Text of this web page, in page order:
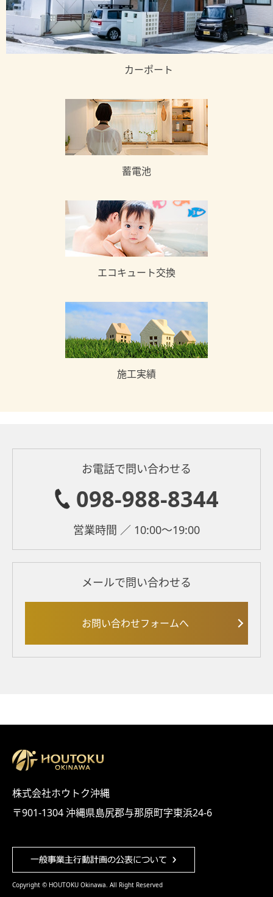
カーポート
蓄電池
エコキュート交換
施工実績
お電話で問い合わせる
098-988-8344
営業時間 ／ 10:00～19:00
メールで問い合わせる
お問い合わせフォームへ
株式会社ホウトク沖縄
〒901-1304 沖縄県島尻郡与那原町字東浜24-6
Copyright © HOUTOKU Okinawa. All Right Reserved